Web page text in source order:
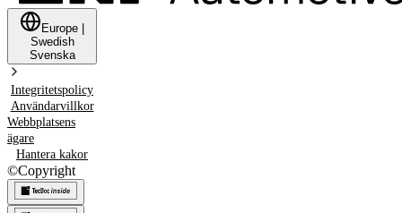
Europe
Swedish
Svenska
Integritetspolicy
Användarvillkor
Webbplatsens
ägare
Hantera kakor
©Copyright